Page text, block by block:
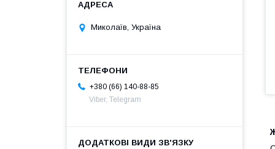
Миколаїв, Україна
+380 (66) 140-88-85
Viber, Telegram